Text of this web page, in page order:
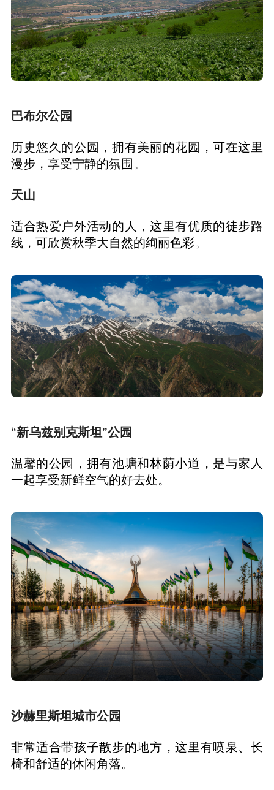
巴布尔公园
历史悠久的公园，拥有美丽的花园，可在这里
漫步，享受宁静的氛围。
天山
适合热爱户外活动的人，这里有优质的徒步路
线，可欣赏秋季大自然的绚丽色彩。
“新乌兹别克斯坦”公园
温馨的公园，拥有池塘和林荫小道，是与家人
一起享受新鲜空气的好去处。
沙赫里斯坦城市公园
非常适合带孩子散步的地方，这里有喷泉、长
椅和舒适的休闲角落。